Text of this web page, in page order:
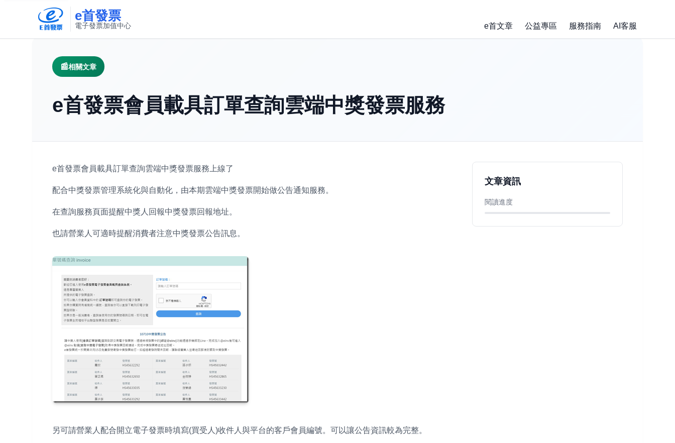
e首發票
電子發票加值中心 e首文章 公益專區 服務指南 AI客服
相關文章
e首發票會員載具訂單查詢雲端中獎發票服務
e首發票會員載具訂單查詢雲端中獎發票服務上線了
配合中獎發票管理系統化與自動化，由本期雲端中獎發票開始做公告通知服務。
在查詢服務頁面提醒中獎人回報中獎發票回報地址。
也請營業人可適時提醒消費者注意中獎發票公告訊息。
另可請營業人配合開立電子發票時填寫(買受人)收件人與平台的客戶會員編號。可以讓公告資訊較為完整。
文章資訊
閱讀進度